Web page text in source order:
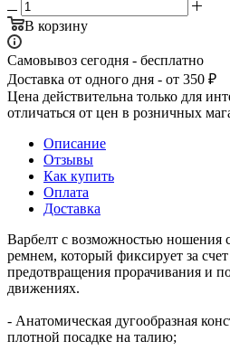
В корзину
Самовывоз сегодня - бесплатно
Доставка от одного дня - от 350 ₽
Цена действительна только для
отличаться от цен в розничных
Описание
Отзывы
Как купить
Оплата
Доставка
Варбелт с возможностью
ремнем, который фиксирует за
предотвращения прорачивания и
движениях.
- Анатомическая дугообразная
плотной посадке на талию;